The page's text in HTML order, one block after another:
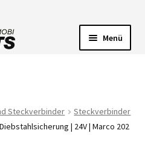
Menü
Steckverbinder
Steckverbinder
Diebstahlsicherung | 24V | Marco 202